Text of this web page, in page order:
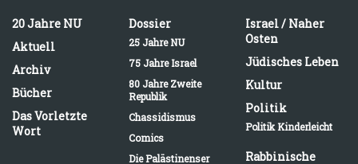
20 Jahre NU
Aktuell
Archiv
Bücher
Das Vorletzte
Wort
Dossier
25 Jahre NU
75 Jahre Israel
80 Jahre Zweite
Republik
Chassidismus
Comics
Die Palästinenser
Israel / Naher
Osten
Jüdisches Leben
Kultur
Politik
Politik Kinderleicht
Rabbinische